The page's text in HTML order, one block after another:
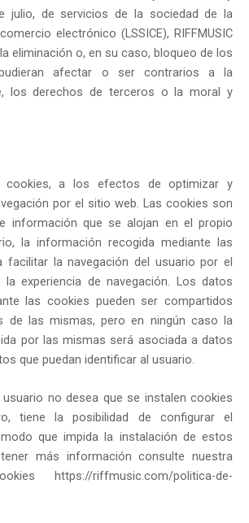
julio, de servicios de la sociedad de la
electrónico (LSSICE), RIFFMUSIC
eliminación o, en su caso, bloqueo de los
afectar o ser contrarios a la
los derechos de terceros o la moral y
cookies, a los efectos de optimizar y
por el sitio web. Las cookies son
información que se alojan en el propio
la información recogida mediante las
facilitar la navegación del usuario por el
experiencia de navegación. Los datos
las cookies pueden ser compartidos
de las mismas, pero en ningún caso la
por las mismas será asociada a datos
que puedan identificar al usuario.
no desea que se instalen cookies
tiene la posibilidad de configurar el
que impida la instalación de estos
más información consulte nuestra
https://riffmusic.com/politica-de-